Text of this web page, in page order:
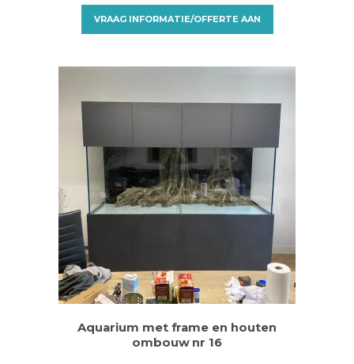
VRAAG INFORMATIE/OFFERTE AAN
Aquarium met frame en houten
ombouw nr 16